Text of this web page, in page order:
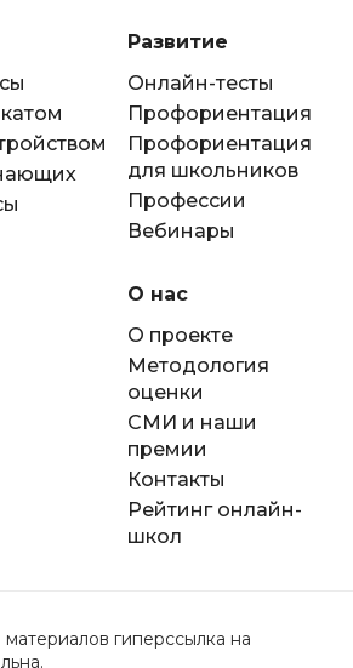
Развитие
Онлайн-тесты
Профориентация
Профориентация
для школьников
Профессии
Вебинары
О нас
О проекте
Методология
оценки
СМИ и наши
премии
Контакты
Рейтинг онлайн-
школ
гиперссылка на